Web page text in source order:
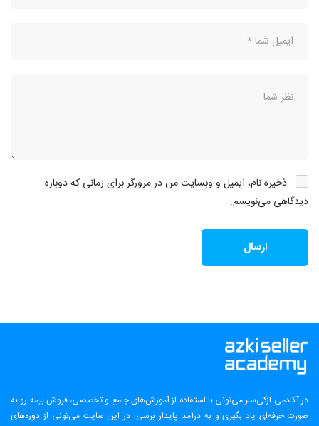
ذخیره نام، ایمیل و وبسایت من در مرورگر برای زمانی که دوباره
دیدگاهی می‌نویسم.
در آکادمی ازکی‌سلر می‌تونی با استفاده از آموزش‌های جامع و تخصصی، فروش بیمه رو به
صورت حرفه‌ای یاد بگیری و به درآمد پایدار برسی. در این سایت می‌تونی از دوره‌های